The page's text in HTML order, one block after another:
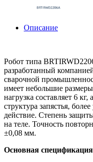
Описание
Робот типа
разработанный
сварочной
имеет небольшие
нагрузка составляет 6
структура запястья,
действие. Степень
на теле. Точность
±0,08 мм.
Основная спецификация